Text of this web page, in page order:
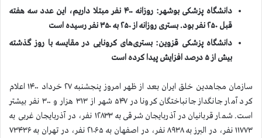
دانشگاه پزشکی بوشهر: روزانه ۴۰۰ نفر مبتلا داريم، اين عدد سه هفته
قبل ۲۵۰ نفر بود. بستری روزانه از ۲۵۰ به ۳۵۰ نفر رسيده است
دانشگاه پزشکی قزوین: بستری‌های کرونایی در مقایسه با روز گذشته
بیش از ۵ درصد افزایش پیدا کرده است
سازمان مجاهدين خلق ايران بعد از ظهر امروز پنجشنبه ۲۷ خرداد ۱۴۰۰ اعلام
كرد آمار جانگداز جانباختگان كرونا در ۵۴۷ شهر از ۳۱۳ هزار و ۳۰۰ نفر بيشتر
است. شمار قربانيان در آذربایجان شرقی به ۱۲۸۳۳ نفر، در آذربایجان غربی به
۱۱۷۷۳ نفر، در البرز به ۸۹۳۸ نفر، در اصفهان به ۲۱۰۶۵ نفر، در تهران به ۷۳۴۳۶